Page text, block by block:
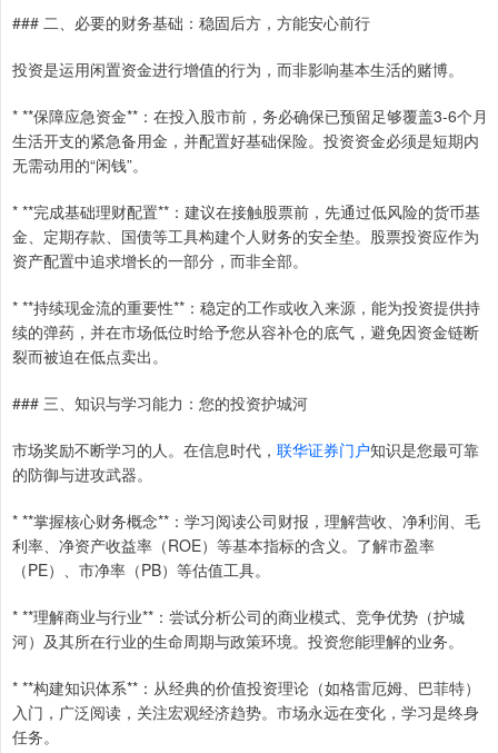
### 二、必要的财务基础：稳固后方，方能安心前行
投资是运用闲置资金进行增值的行为，而非影响基本生活的赌博。
* **保障应急资金**：在投入股市前，务必确保已预留足够覆盖3-6个月
生活开支的紧急备用金，并配置好基础保险。投资资金必须是短期内
无需动用的“闲钱”。
* **完成基础理财配置**：建议在接触股票前，先通过低风险的货币基
金、定期存款、国债等工具构建个人财务的安全垫。股票投资应作为
资产配置中追求增长的一部分，而非全部。
* **持续现金流的重要性**：稳定的工作或收入来源，能为投资提供持
续的弹药，并在市场低位时给予您从容补仓的底气，避免因资金链断
裂而被迫在低点卖出。
### 三、知识与学习能力：您的投资护城河
市场奖励不断学习的人。在信息时代， 联华证券门户知识是您最可靠
的防御与进攻武器。
* **掌握核心财务概念**：学习阅读公司财报，理解营收、净利润、毛
利率、净资产收益率（ROE）等基本指标的含义。了解市盈率
（PE）、市净率（PB）等估值工具。
* **理解商业与行业**：尝试分析公司的商业模式、竞争优势（护城
河）及其所在行业的生命周期与政策环境。投资您能理解的业务。
* **构建知识体系**：从经典的价值投资理论（如格雷厄姆、巴菲特）
入门，广泛阅读，关注宏观经济趋势。市场永远在变化，学习是终身
任务。